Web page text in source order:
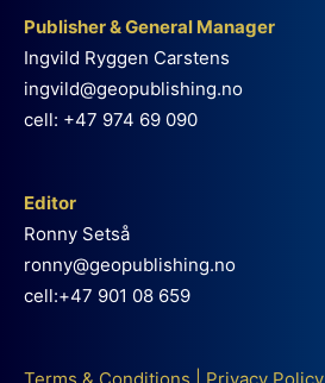
Publisher & General Manager
Ingvild Ryggen Carstens
ingvild@geopublishing.no
cell: +47 974 69 090
Editor
Ronny Setså
ronny@geopublishing.no
cell:+47 901 08 659